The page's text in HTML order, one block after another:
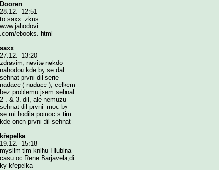
Dooren
28.12. 12:51
to saxx: zkus
www.jahodovi
.com/ebooks. html
saxx
27.12. 13:20
zdravim, nevite nekdo
nahodou kde by se dal
sehnat prvni dil serie
nadace ( nadace ), celkem
bez problemu jsem sehnal
2 . & 3. dil, ale nemuzu
sehnat dil prvni. moc by
se mi hodila pomoc s tim
kde onen prvni dil sehnat
křepelka
19.12. 15:18
myslim tim knihu Hlubina
casu od Rene Barjavela,di
ky křepelka